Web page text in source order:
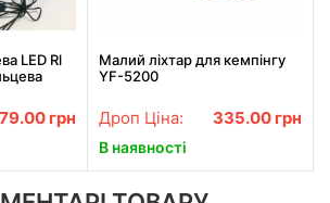
LED Rl
грн
Малий ліхтар для кемпінгу
YF-5200
Дроп Ціна: 335.00 грн
В наявності